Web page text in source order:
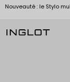
Nouveauté : le Stylo